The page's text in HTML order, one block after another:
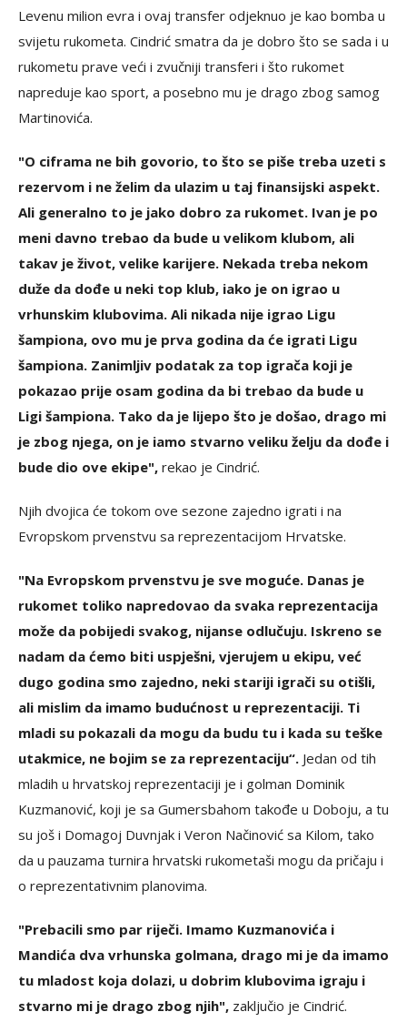
Levenu milion evra i ovaj transfer odjeknuo je kao bomba u
svijetu rukometa. Cindrić smatra da je dobro što se sada i u
rukometu prave veći i zvučniji transferi i što rukomet
napreduje kao sport, a posebno mu je drago zbog samog
Martinovića.
"O ciframa ne bih govorio, to što se piše treba uzeti s
rezervom i ne želim da ulazim u taj finansijski aspekt.
Ali generalno to je jako dobro za rukomet. Ivan je po
meni davno trebao da bude u velikom klubom, ali
takav je život, velike karijere. Nekada treba nekom
duže da dođe u neki top klub, iako je on igrao u
vrhunskim klubovima. Ali nikada nije igrao Ligu
šampiona, ovo mu je prva godina da će igrati Ligu
šampiona. Zanimljiv podatak za top igrača koji je
pokazao prije osam godina da bi trebao da bude u
Ligi šampiona. Tako da je lijepo što je došao, drago mi
je zbog njega, on je iamo stvarno veliku želju da dođe i
bude dio ove ekipe", rekao je Cindrić.
Njih dvojica će tokom ove sezone zajedno igrati i na
Evropskom prvenstvu sa reprezentacijom Hrvatske.
"Na Evropskom prvenstvu je sve moguće. Danas je
rukomet toliko napredovao da svaka reprezentacija
može da pobijedi svakog, nijanse odlučuju. Iskreno se
nadam da ćemo biti uspješni, vjerujem u ekipu, već
dugo godina smo zajedno, neki stariji igrači su otišli,
ali mislim da imamo budućnost u reprezentaciji. Ti
mladi su pokazali da mogu da budu tu i kada su teške
utakmice, ne bojim se za reprezentaciju“. Jedan od tih
mladih u hrvatskoj reprezentaciji je i golman Dominik
Kuzmanović, koji je sa Gumersbahom takođe u Doboju, a tu
su još i Domagoj Duvnjak i Veron Načinović sa Kilom, tako
da u pauzama turnira hrvatski rukometaši mogu da pričaju i
o reprezentativnim planovima.
"Prebacili smo par riječi. Imamo Kuzmanovića i
Mandića dva vrhunska golmana, drago mi je da imamo
tu mladost koja dolazi, u dobrim klubovima igraju i
stvarno mi je drago zbog njih", zaključio je Cindrić.